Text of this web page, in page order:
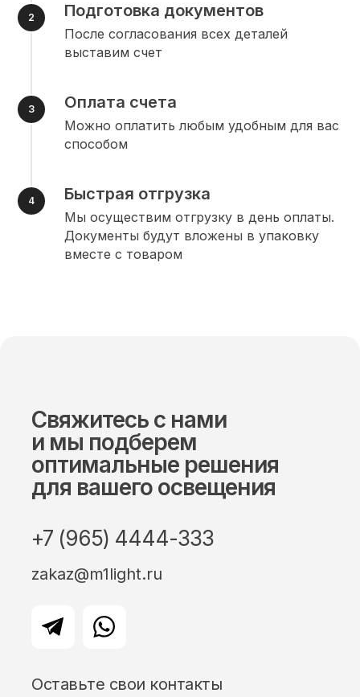
Подготовка документов
После согласования всех деталей
выставим счет
Оплата счета
Можно оплатить любым удобным для вас
способом
Быстрая отгрузка
Мы осуществим отгрузку в день оплаты.
Документы будут вложены в упаковку
вместе с товаром
+7 (965) 4444-333
Оставьте свои контакты
zakaz@m1light.ru
Свяжитесь с нами
и мы подберем
оптимальные решения
для вашего освещения